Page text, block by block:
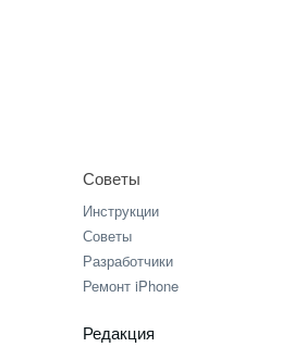
Советы
Инструкции
Советы
Разработчики
Ремонт iPhone
Редакция